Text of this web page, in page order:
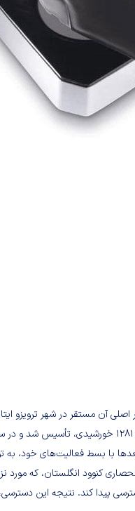
آن مستقر در شهر ترویزو
با بسط فعالیت‌های خود، به
مالکیت گروه انحصاری کنوود
پیدا کند. نتیجه این